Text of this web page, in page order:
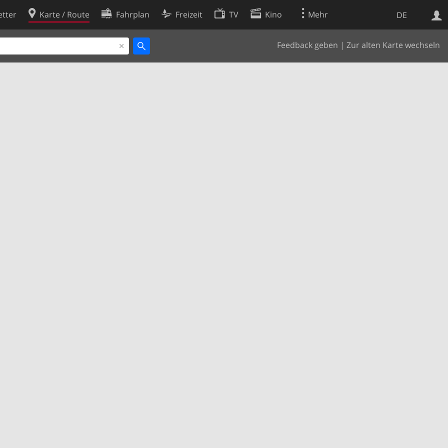
DE
Karte / Route Fahrplan Freizeit TV Kino Mehr
Feedback geben | Zur alten Karte wechseln
Websuche
Cookie-Richtlinie
Cookie-Einstellungen